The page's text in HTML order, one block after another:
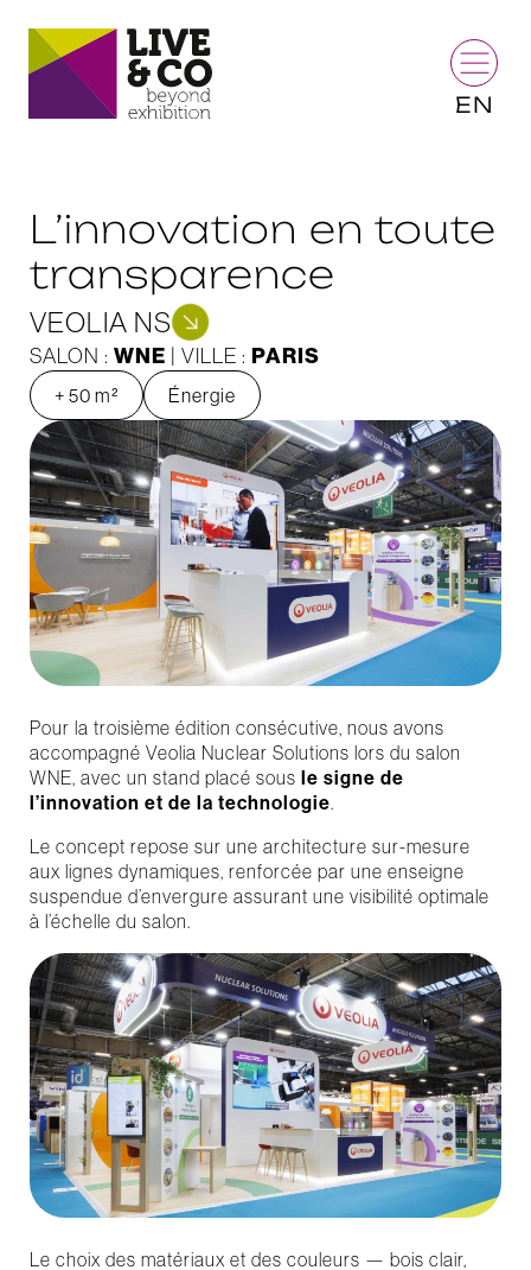
EN
L’innovation en toute
transparence
VEOLIA NS
SALON : WNE | VILLE : PARIS
+ 50 m² Énergie
Pour la troisième édition consécutive, nous avons
accompagné Veolia Nuclear Solutions lors du salon
WNE, avec un stand placé sous le signe de
l’innovation et de la technologie
Le concept repose sur une architecture sur-mesure
aux lignes dynamiques, renforcée par une enseigne
suspendue d’envergure assurant une visibilité optimale
à l’échelle du salon.
Le choix des matériaux et des couleurs — bois clair,